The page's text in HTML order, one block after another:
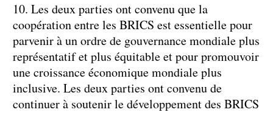
10. Les deux parties ont convenu que la
coopération entre les BRICS est essentielle pour
parvenir à un ordre de gouvernance mondiale plus
représentatif et plus équitable et pour promouvoir
une croissance économique mondiale plus
inclusive. Les deux parties ont convenu de
continuer à soutenir le développement des BRICS